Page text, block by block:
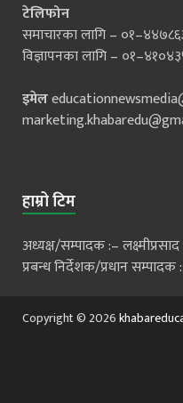
टेलिफोन
समाचारका लागि –
विज्ञापनका लागि –
इमेल
हाम्रो टिम
अध्यक्ष/सम्पादक :–
प्रबन्ध निर्देशक/प्रधान सम्पादक
Copyright © 2026